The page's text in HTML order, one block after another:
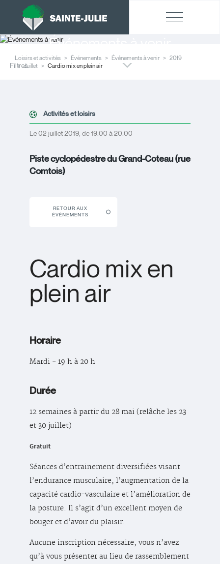
Événements à venir
Loisirs et activités Événements Événements à venir
2019
Juillet
Cardio mix en plein air
Filtres
Activités et loisirs
Le 02 juillet 2019, de 19:00 à 20:00
Piste cyclopédestre du Grand-Coteau (rue
Comtois)
RETOUR AUX
ÉVÉNEMENTS
Cardio mix en
plein air
Horaire
Mardi - 19 h à 20 h
Durée
12 semaines à partir du 28 mai (relâche les 23
et 30 juillet)
Gratuit
Séances d’entrainement diversifiées visant
l’endurance musculaire, l’augmentation de la
capacité cardio-vasculaire et l’amélioration de
la posture. Il s’agit d’un excellent moyen de
bouger et d’avoir du plaisir.
Aucune inscription nécessaire, vous n’avez
qu’à vous présenter au lieu de rassemblement